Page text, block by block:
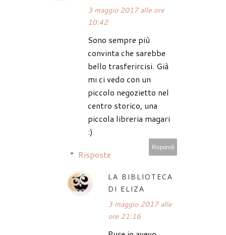
3 maggio 2017 alle ore
10:42
Sono sempre più
convinta che sarebbe
bello trasferircisi. Già
mi ci vedo con un
piccolo negozietto nel
centro storico, una
piccola libreria magari
:)
Rispondi
Risposte
LA BIBLIOTECA
DI ELIZA
3 maggio 2017 alle
ore 21:16